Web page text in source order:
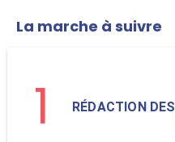
La marche à suivre
1 RÉDACTION DES